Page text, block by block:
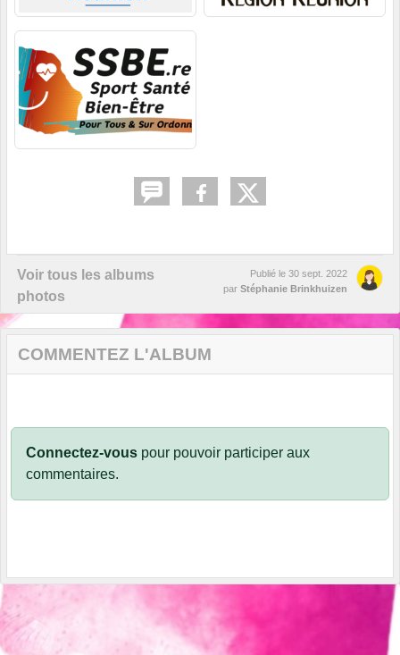
Voir tous les albums
photos
Publié le 30 sept. 2022
par Stéphanie Brinkhuizen
COMMENTEZ L'ALBUM
Connectez-vous pour pouvoir participer aux
commentaires.